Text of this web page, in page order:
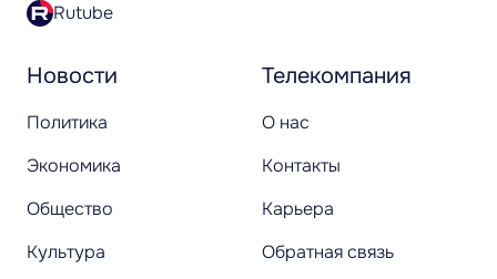
Новости
Политика
Экономика
Общество
Культура
Телекомпания
О нас
Контакты
Карьера
Обратная связь
Rutube